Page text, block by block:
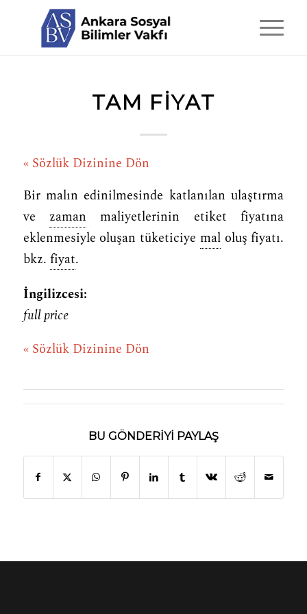
TAM FIYAT
« Sözlük Dizinine Dön
Bir malın edinilmesinde katlanılan ulaştırma
ve zaman maliyetlerinin etiket fiyatına
eklenmesiyle oluşan tüketiciye maloluş fiyatı.
bkz. fiyat.
İngilizcesi:
full price
« Sözlük Dizinine Dön
BU GÖNDERIYI PAYLAŞ